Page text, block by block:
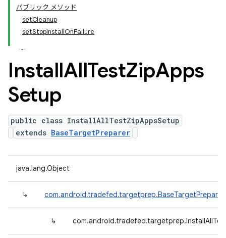
パブリック メソッド
setCleanup
setStopInstallOnFailure
InstallAllTestZipApps
Setup
public class InstallAllTestZipAppsSetup
extends BaseTargetPreparer
java.lang.Object
↳ com.android.tradefed.targetprep.BaseTargetPreparer
↳